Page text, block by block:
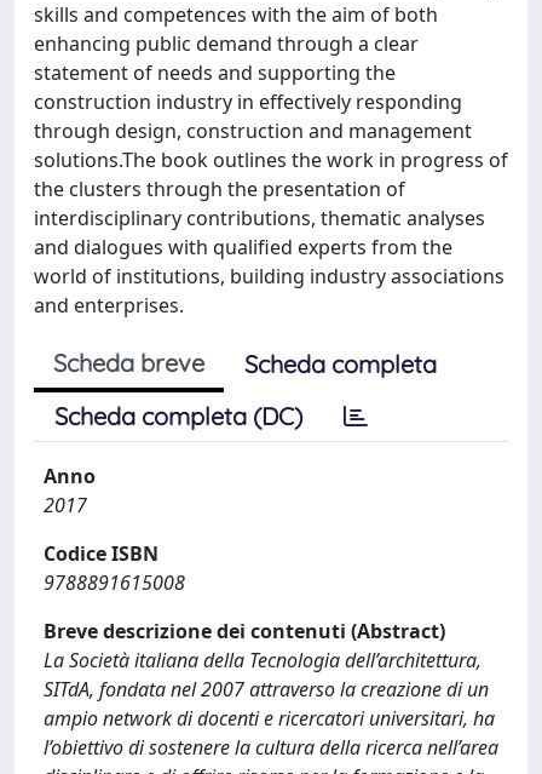
skills and competences with the aim of both
enhancing public demand through a clear
statement of needs and supporting the
construction industry in effectively responding
through design, construction and management
solutions.The book outlines the work in progress of
the clusters through the presentation of
interdisciplinary contributions, thematic analyses
and dialogues with qualified experts from the
world of institutions, building industry associations
and enterprises.
Scheda breve
Scheda completa
Scheda completa (DC)
Anno
2017
Codice ISBN
9788891615008
Breve descrizione dei contenuti (Abstract)
La Società italiana della Tecnologia dell’architettura,
SITdA, fondata nel 2007 attraverso la creazione di un
ampio network di docenti e ricercatori universitari, ha
l’obiettivo di sostenere la cultura della ricerca nell’area